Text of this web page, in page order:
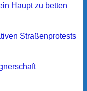
Haupt zu betten
Straßenprotests